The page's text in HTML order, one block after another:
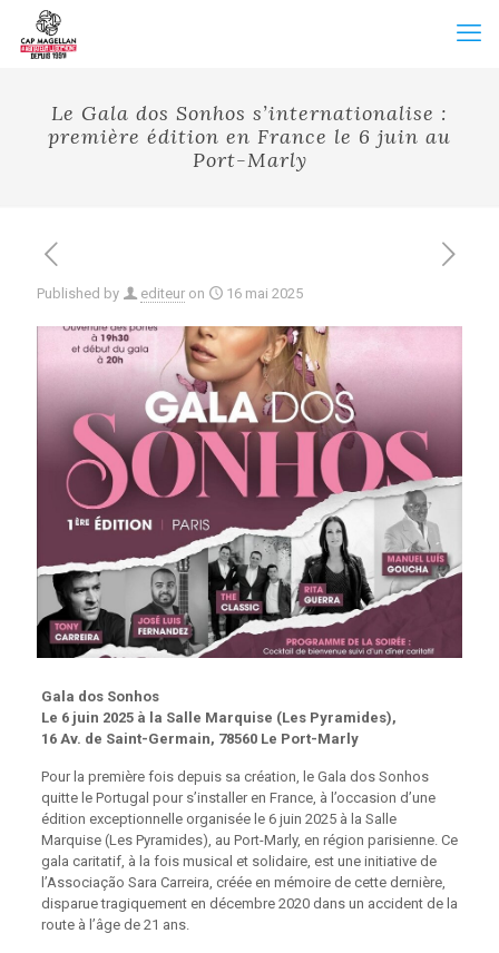
Le Gala dos Sonhos s’internationalise :
première édition en France le 6 juin au
Port-Marly
Published by editeur on 16 mai 2025
Gala dos Sonhos
Le 6 juin 2025 à la Salle Marquise (Les Pyramides),
16 Av. de Saint-Germain, 78560 Le Port-Marly
Pour la première fois depuis sa création, le Gala dos Sonhos
quitte le Portugal pour s’installer en France, à l’occasion d’une
édition exceptionnelle organisée le 6 juin 2025 à la Salle
Marquise (Les Pyramides), au Port-Marly, en région parisienne. Ce
gala caritatif, à la fois musical et solidaire, est une initiative de
l’Associação Sara Carreira, créée en mémoire de cette dernière,
disparue tragiquement en décembre 2020 dans un accident de la
route à l’âge de 21 ans.